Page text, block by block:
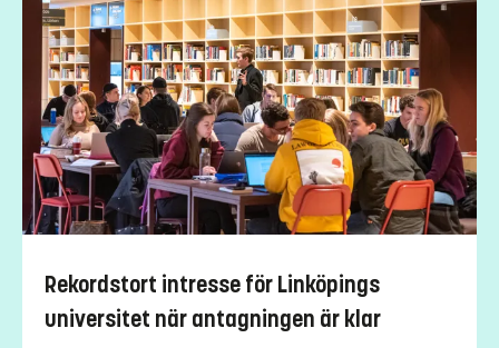
Rekordstort intresse för Linköpings
universitet när antagningen är klar